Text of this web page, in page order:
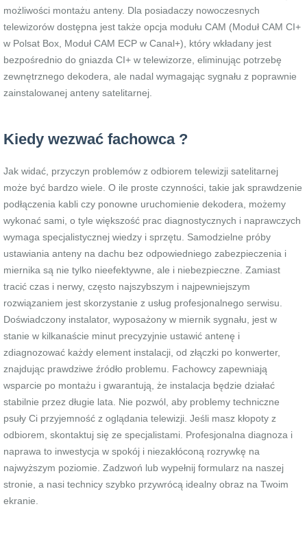
możliwości montażu anteny. Dla posiadaczy nowoczesnych
telewizorów dostępna jest także opcja modułu CAM (Moduł CAM CI+
w Polsat Box, Moduł CAM ECP w Canal+), który wkładany jest
bezpośrednio do gniazda CI+ w telewizorze, eliminując potrzebę
zewnętrznego dekodera, ale nadal wymagając sygnału z poprawnie
zainstalowanej anteny satelitarnej.
Kiedy wezwać fachowca ?
Jak widać, przyczyn problemów z odbiorem telewizji satelitarnej
może być bardzo wiele. O ile proste czynności, takie jak sprawdzenie
podłączenia kabli czy ponowne uruchomienie dekodera, możemy
wykonać sami, o tyle większość prac diagnostycznych i naprawczych
wymaga specjalistycznej wiedzy i sprzętu. Samodzielne próby
ustawiania anteny na dachu bez odpowiedniego zabezpieczenia i
miernika są nie tylko nieefektywne, ale i niebezpieczne. Zamiast
tracić czas i nerwy, często najszybszym i najpewniejszym
rozwiązaniem jest skorzystanie z usług profesjonalnego serwisu.
Doświadczony instalator, wyposażony w miernik sygnału, jest w
stanie w kilkanaście minut precyzyjnie ustawić antenę i
zdiagnozować każdy element instalacji, od złączki po konwerter,
znajdując prawdziwe źródło problemu. Fachowcy zapewniają
wsparcie po montażu i gwarantują, że instalacja będzie działać
stabilnie przez długie lata. Nie pozwól, aby problemy techniczne
psuły Ci przyjemność z oglądania telewizji. Jeśli masz kłopoty z
odbiorem, skontaktuj się ze specjalistami. Profesjonalna diagnoza i
naprawa to inwestycja w spokój i niezakłóconą rozrywkę na
najwyższym poziomie. Zadzwoń lub wypełnij formularz na naszej
stronie, a nasi technicy szybko przywrócą idealny obraz na Twoim
ekranie.